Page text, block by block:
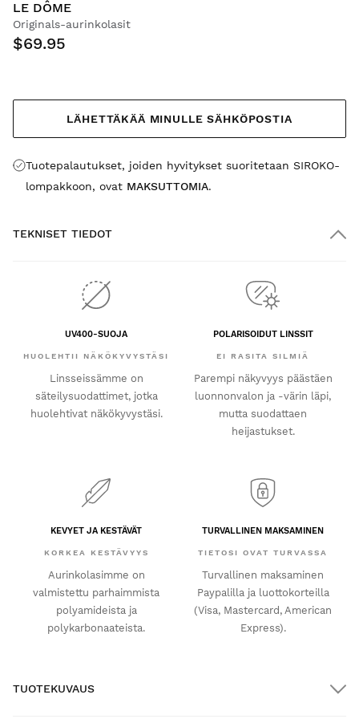
LE DÔME
Originals-aurinkolasit
$69.95
LÄHETTÄKÄÄ MINULLE SÄHKÖPOSTIA
Tuotepalautukset, joiden hyvitykset suoritetaan SIROKO-
lompakkoon, ovat MAKSUTTOMIA.
TEKNISET TIEDOT
UV400-SUOJA
HUOLEHTII NÄKÖKYVYSTÄSI
Linsseissämme on
säteilysuodattimet, jotka
huolehtivat näkökyvystäsi.
POLARISOIDUT LINSSIT
EI RASITA SILMIÄ
Parempi näkyvyys päästäen
luonnonvalon ja -värin läpi,
mutta suodattaen
heijastukset.
KEVYET JA KESTÄVÄT
KORKEA KESTÄVYYS
Aurinkolasimme on
valmistettu parhaimmista
polyamideista ja
polykarbonaateista.
TURVALLINEN MAKSAMINEN
TIETOSI OVAT TURVASSA
Turvallinen maksaminen
Paypalilla ja luottokorteilla
(Visa, Mastercard, American
Express).
TUOTEKUVAUS